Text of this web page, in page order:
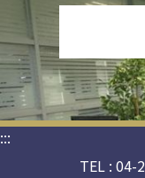
:::
TEL : 04-